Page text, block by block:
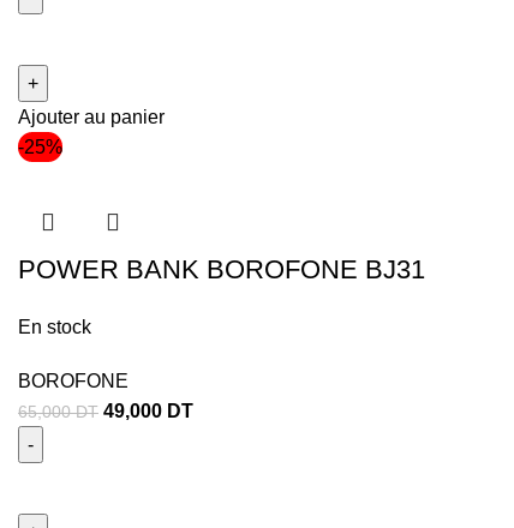
Ajouter au panier
-25%
POWER BANK BOROFONE BJ31
En stock
BOROFONE
65,000DT 49,000 DT